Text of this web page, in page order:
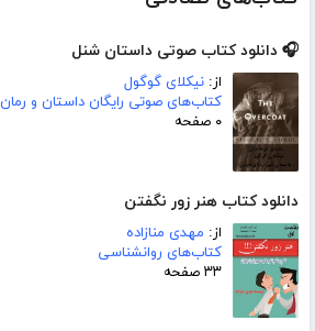
🎧 دانلود کتاب صوتی داستان شنل
از: نیکلای گوگول
کتاب‌های صوتی رایگان داستان و رمان
۰ صفحه
دانلود کتاب هنر زور نگفتن
از: مهدی منازاده
کتاب‌های روانشناسی
۳۳ صفحه